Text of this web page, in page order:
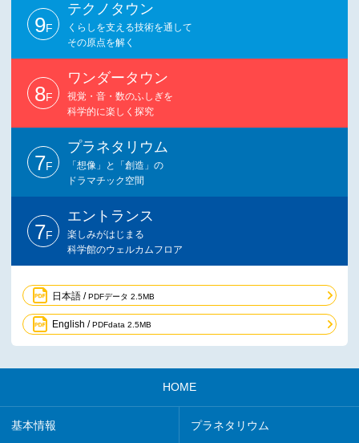
9F
テクノタウン
くらしを支える技術を通して
その原点を解く
8F
ワンダータウン
視覚・音・数のふしぎを
科学的に楽しく探究
7F
プラネタリウム
「想像」と「創造」の
ドラマチック空間
7F
エントランス
楽しみがはじまる
科学館のウェルカムフロア
日本語 /PDFデータ 2.5MB
English /PDFdata 2.5MB
HOME
基本情報 プラネタリウム